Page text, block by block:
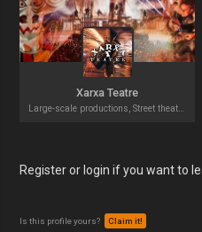
Xarxa Teatre
Register or login if you want to
Is this profile yours? Claim it!